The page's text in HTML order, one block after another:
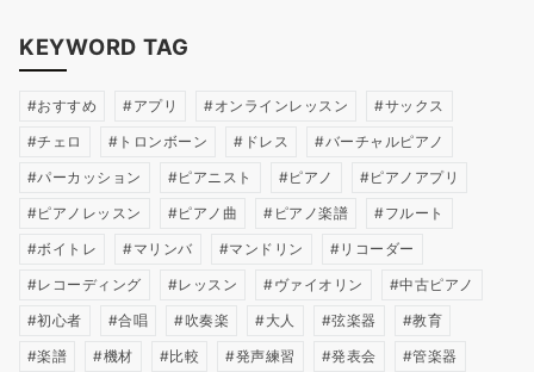
KEYWORD TAG
おすすめ アプリ オンラインレッスン
サックス
チェロ
トロンボーン ドレス
バーチャルピアノ
パーカッション
ピアニスト ピアノ
ピアノアプリ
ピアノレッスン
ピアノ曲 ピアノ楽譜
フルート
ボイトレ
マリンバ マンドリン
リコーダー
レコーディング
レッスン ヴァイオリン
中古ピアノ
初心者
合唱 吹奏楽 大人 弦楽器
教育
楽譜
機材 比較 発声練習 発表会
管楽器